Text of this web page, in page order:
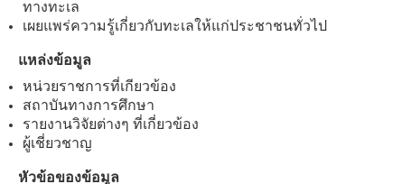
ทางทะเล
เผยแพร่ความรู้เกี่ยวกับทะเลให้แก่ประชาชนทั่วไป
แหล่งข้อมูล
หน่วยราชการที่เกียวข้อง
สถาบันทางการศึกษา
รายงานวิจัยต่างๆ ที่เกี่ยวข้อง
ผู้เชี่ยวชาญ
หัวข้อของข้อมูล